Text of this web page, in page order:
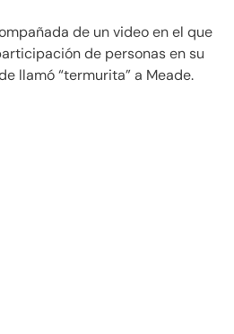
de un video en el que
de personas en su
llamó “termurita” a Meade.